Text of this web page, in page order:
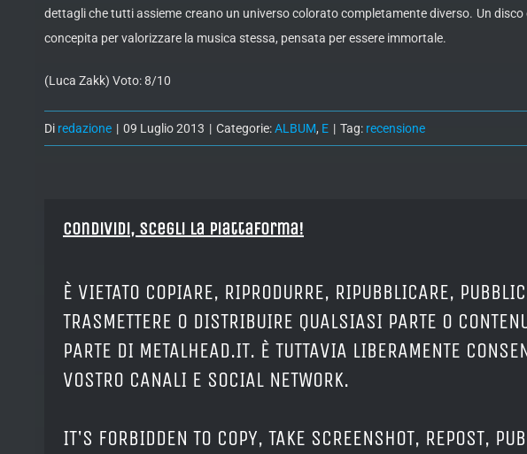
dettagli che tutti assieme creano un universo colorato completamente diverso. Un
concepita per valorizzare la musica stessa, pensata per essere immortale.
(Luca Zakk) Voto: 8/10
Di redazione | 09 Luglio 2013 | Categorie:ALBUM, E | Tag: recensione
Condividi, Scegli la piattaforma!
È VIETATO COPIARE, RIPRODURRE, RIPUBBLICARE,
TRASMETTERE O DISTRIBUIRE QUALSIASI PARTE O
PARTE DI METALHEAD.IT. È TUTTAVIA LIBERAMENTE
VOSTRO CANALI E SOCIAL NETWORK.
IT'S FORBIDDEN TO COPY, TAKE SCREENSHOT, REPOST,